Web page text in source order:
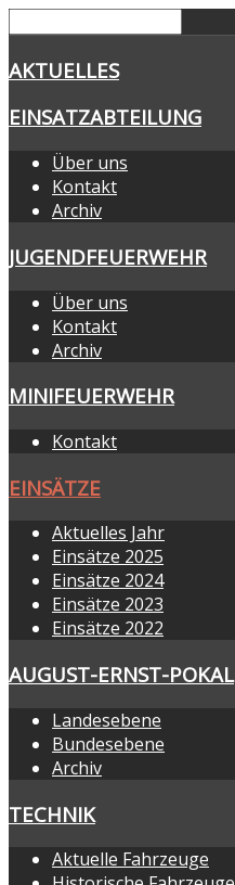
AKTUELLES
EINSATZABTEILUNG
Über uns
Kontakt
Archiv
JUGENDFEUERWEHR
Über uns
Kontakt
Archiv
MINIFEUERWEHR
Kontakt
EINSÄTZE
Aktuelles Jahr
Einsätze 2025
Einsätze 2024
Einsätze 2023
Einsätze 2022
AUGUST-ERNST-POKAL
Landesebene
Bundesebene
Archiv
TECHNIK
Aktuelle Fahrzeuge